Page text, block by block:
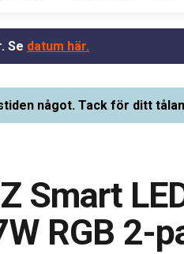
Se datum här.
något. Tack för ditt
Smart
RGB 2-